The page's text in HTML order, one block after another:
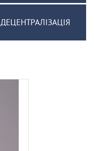
ДЕЦЕНТРАЛІЗАЦІЯ